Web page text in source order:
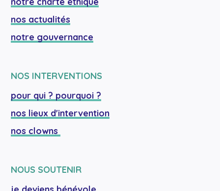
nos actualités
notre gouvernance
NOS INTERVENTIONS
pour qui ? pourquoi ?
nos lieux d'intervention
nos clowns
NOUS SOUTENIR